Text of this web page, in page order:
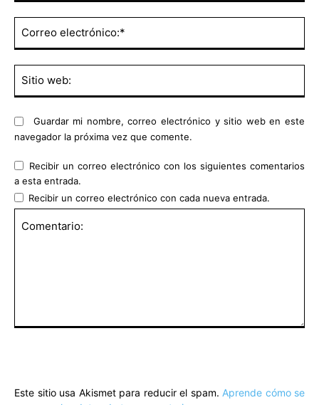
Guardar mi nombre, correo electrónico y sitio web en este
navegador la próxima vez que comente.
Recibir un correo electrónico con los siguientes comentarios
a esta entrada.
Recibir un correo electrónico con cada nueva entrada.
Este sitio usa Akismet para reducir el spam. Aprende cómo se